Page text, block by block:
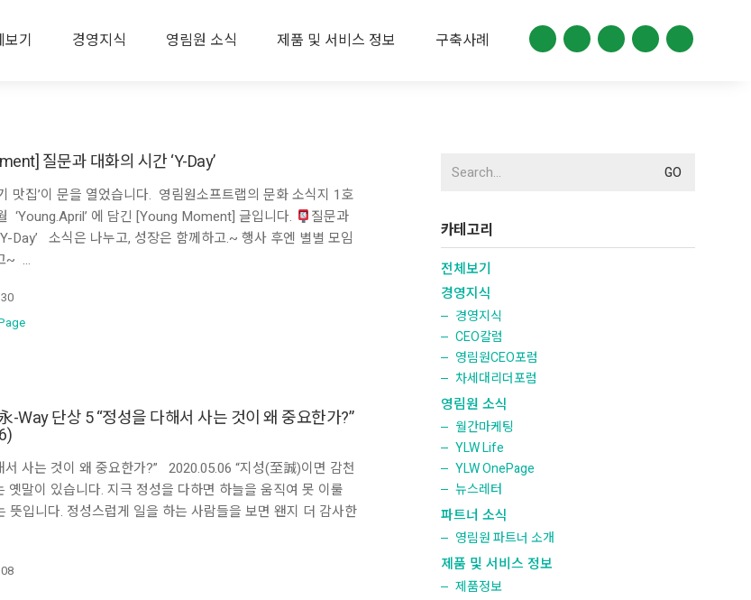
보기 경영지식 영림원 소식 제품 및 서비스 정보 구축사례
질문과 대화의 시간 ‘Y-Day’
맛집’이 문을 열었습니다. 영림원소프트랩의 문화 소식지 1호
‘Young.April’ 에 담긴 [Young Moment] 글입니다.
질문과
Day’ 소식은 나누고, 성장은 함께하고.~ 행사 후엔 별별 모임
~ …
-Way 단상 5 “정성을 다해서 사는 것이 왜 중요한가?”
서 사는 것이 왜 중요한가?” 2020.05.06 “지성(至誠)이면 감천
옛말이 있습니다. 지극 정성을 다하면 하늘을 움직여 못 이룰
뜻입니다. 정성스럽게 일을 하는 사람들을 보면 왠지 더 감사한
for:
카테고리
전체보기
경영지식
경영지식
CEO칼럼
영림원CEO포럼
차세대리더포럼
영림원 소식
월간마케팅
YLW Life
YLW OnePage
뉴스레터
파트너 소식
영림원 파트너 소개
제품 및 서비스 정보
제품정보